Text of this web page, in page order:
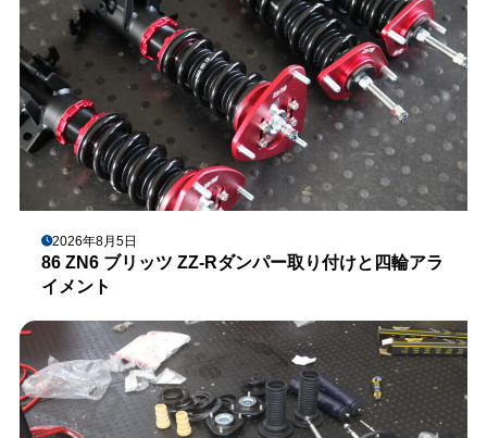
2026年8月5日
86 ZN6 ブリッツ ZZ-Rダンパー取り付けと四輪アラ
イメント